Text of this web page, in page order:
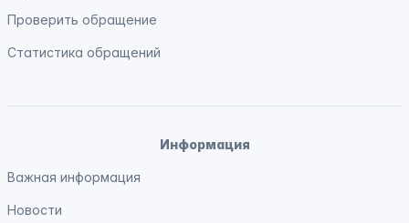
Проверить обращение
Статистика обращений
Информация
Важная информация
Новости